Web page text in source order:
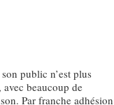
public n’est plus
beaucoup de
Par franche adhésion